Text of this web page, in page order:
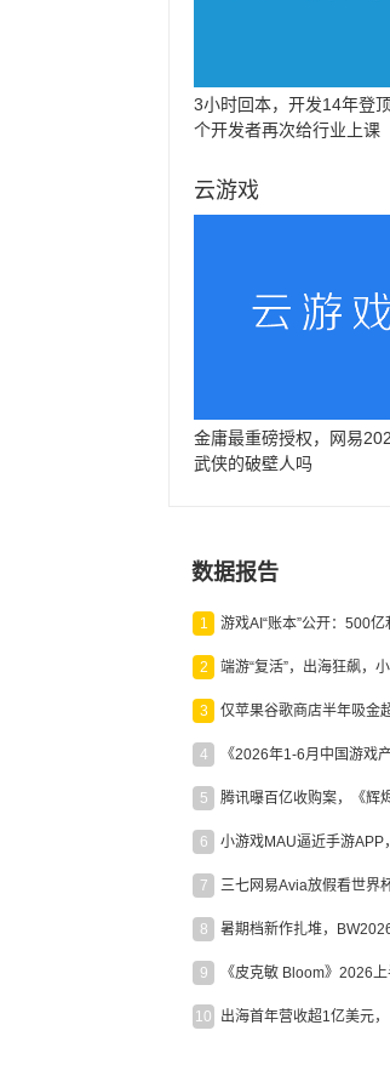
3小时回本，开发14年登
个开发者再次给行业上课
云游戏
金庸最重磅授权，网易
武侠的破壁人吗
数据报告
1
2
3
4 《2026年1-6月中国游戏
5
6 小游戏MAU逼近手游APP
7
8
9
10